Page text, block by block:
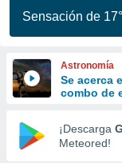
a este
las
y
forma
digital
basada
Sensación de 17°
Astronomía
Se acerca
combo de
¡Descarga
Meteored!